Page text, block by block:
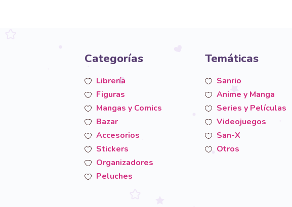
Categorías
Librería
Figuras
Mangas y Comics
Bazar
Accesorios
Stickers
Organizadores
Peluches
Temáticas
Sanrio
Anime y Manga
Series y Películas
Videojuegos
San-X
Otros